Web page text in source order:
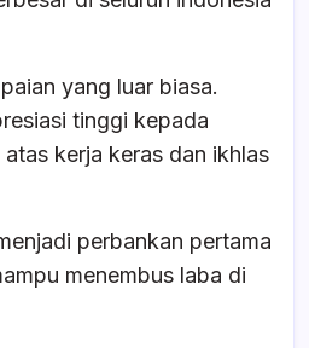
yang luar biasa.
tinggi kepada
kerja keras dan ikhlas
perbankan pertama
menembus laba di